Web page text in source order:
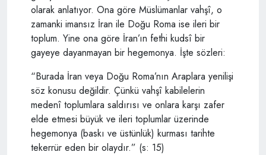
olarak anlatıyor. Ona göre Müslümanlar vahşî, o
zamanki imansız İran ile Doğu Roma ise ileri bir
toplum. Yine ona göre İran’ın fethi kudsî bir
gayeye dayanmayan bir hegemonya. İşte sözleri:
“Burada İran veya Doğu Roma’nın Araplara yenilişi
söz konusu değildir. Çünkü vahşî kabilelerin
medenî toplumlara saldırısı ve onlara karşı zafer
elde etmesi büyük ve ileri toplumlar üzerinde
hegemonya (baskı ve üstünlük) kurması tarihte
tekerrür eden bir olaydır.” (s: 15)